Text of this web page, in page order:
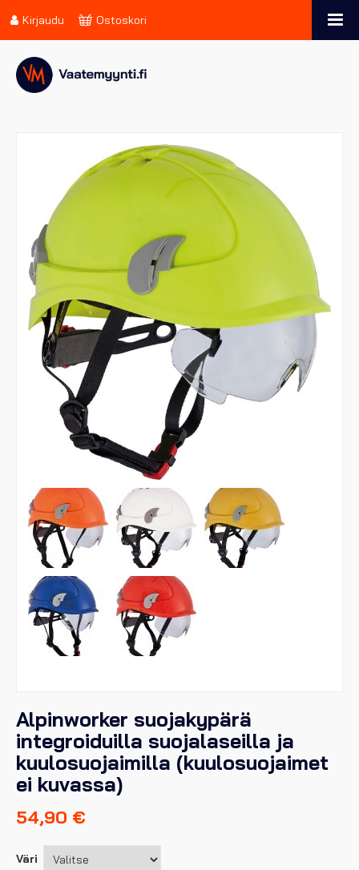
Alpinworker suojakypärä
integroiduilla suojalaseilla ja
kuulosuojaimilla (kuulosuojaimet
ei kuvassa)
54,90 €
Väri
Kirjaudu Ostoskori